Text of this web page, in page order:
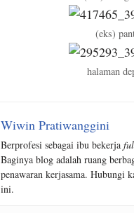
(eks)
halaman
Wiwin Pratiwanggini
Berprofesi sebagai ibu bekerja
Baginya blog adalah ruang
penawaran kerjasama. Hubungi
ini.